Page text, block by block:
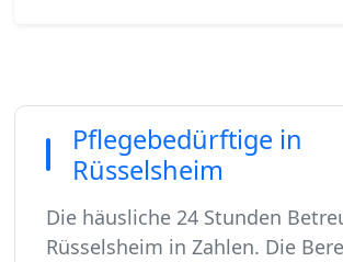
Pflegebedürftige in
Rüsselsheim
Die häusliche 24 Stunden
Rüsselsheim in Zahlen. Die